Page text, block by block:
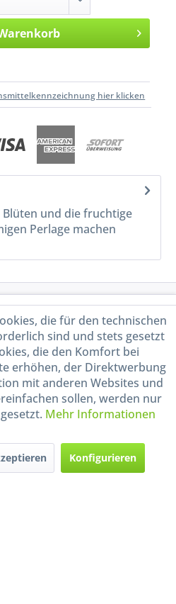
hier klicken
Blüten und die fruchtige
Perlage machen
Weinen
009
die für den technischen
sind und stets gesetzt
die den Komfort bei
erhöhen, der Direktwerbung
mit anderen Websites und
sollen, werden nur
Mehr Informationen
Konfigurieren